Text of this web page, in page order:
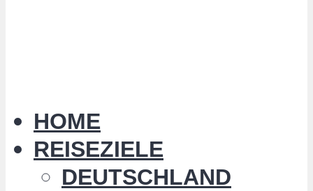
HOME
REISEZIELE
DEUTSCHLAND